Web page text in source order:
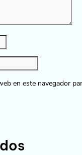
en este navegador